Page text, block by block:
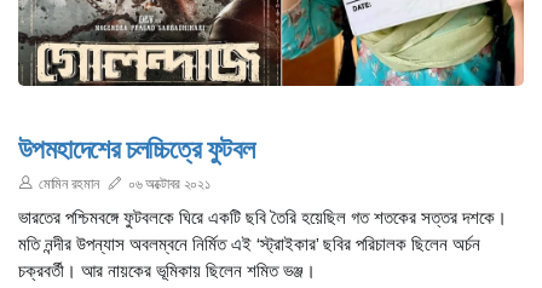
উপমহাদেশের চলচ্চিত্রে ফুটবল
মোমিন রহমান ০৬ অক্টোবর ২০২১
ভারতের পশ্চিমবঙ্গে ফুটবলকে ঘিরে একটি ছবি তৈরি হয়েছিল গত শতকের সত্তর দশকে।
মতি নন্দীর উপন্যাস অবলম্বনে নির্মিত এই ‘স্ট্রাইকার’ ছবির পরিচালক ছিলেন অর্চন
চক্রবর্তী। আর নায়কের ভূমিকায় ছিলেন শমিত ভঞ্জ।